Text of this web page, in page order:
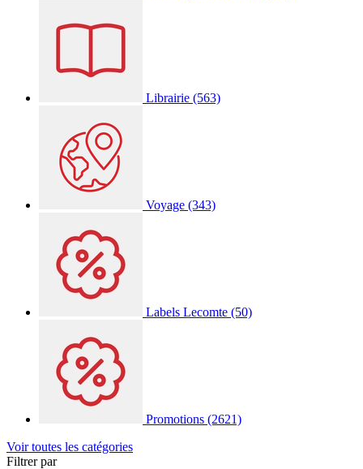
Librairie (563)
Voyage (343)
Labels Lecomte (50)
Promotions (2621)
Voir toutes les catégories
Filtrer par